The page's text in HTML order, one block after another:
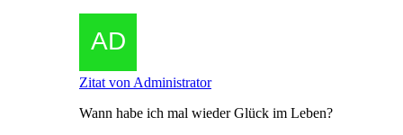
Zitat von Administrator
Wann habe ich mal wieder Glück im Leben?